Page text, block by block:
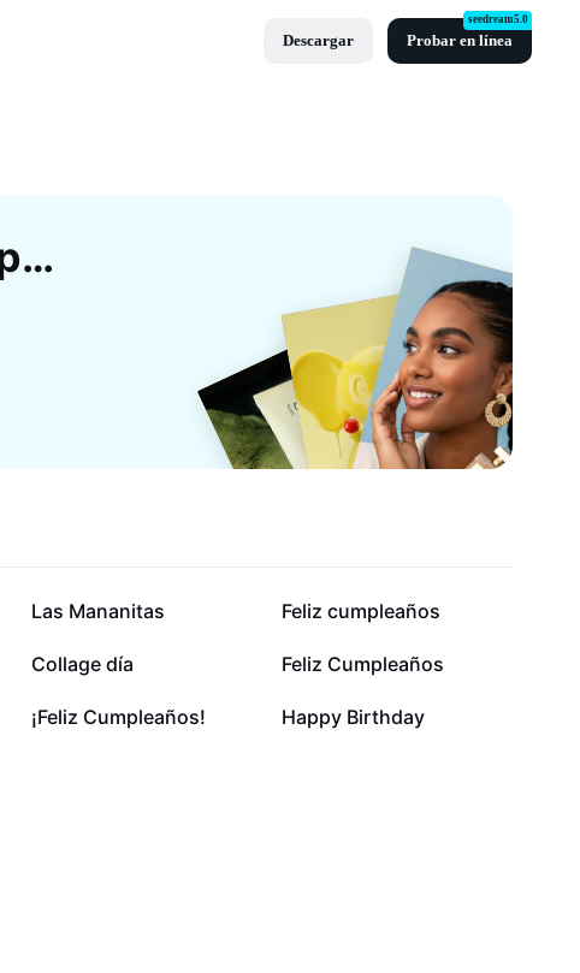
Descargar Probar en línea
seedream5.0
Plantillas Feliz Cumpleaños Suegra Gratis De CapCut
163 mil
Las Mananitas 85,7 mil
Feliz cumpleaños
48,6 mil
Collage día 32,5 mil
Feliz Cumpleaños
13,6 mil
¡Feliz Cumpleaños! 4,9 mil
Happy Birthday